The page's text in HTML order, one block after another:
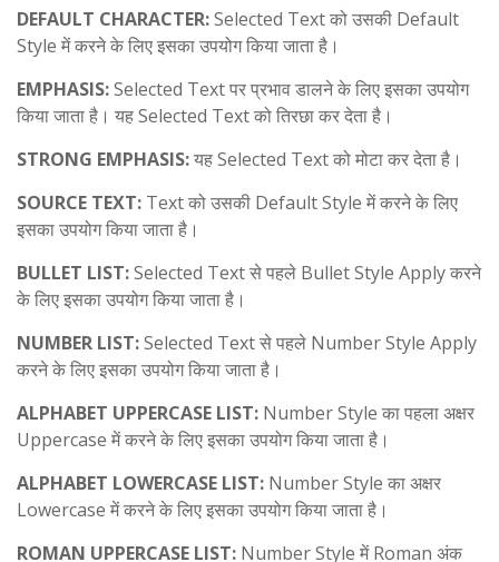
DEFAULT CHARACTER:Selected Text को उसकी Default
Style में करने के लिए इसका उपयोग किया जाता है।
EMPHASIS:Selected Text पर प्रभाव डालने के लिए इसका उपयोग
किया जाता है। यह Selected Text को तिरछा कर देता है।
STRONG EMPHASIS:यह Selected Text को मोटा कर देता है।
SOURCE TEXT: Text को उसकी Default Style में करने के लिए
इसका उपयोग किया जाता है।
BULLET LIST:Selected Text से पहले Bullet Style Apply करने
के लिए इसका उपयोग किया जाता है।
NUMBER LIST:Selected Text से पहले Number Style Apply
करने के लिए इसका उपयोग किया जाता है।
ALPHABET UPPERCASE LIST: Number Style का पहला अक्षर
Uppercase में करने के लिए इसका उपयोग किया जाता है।
ALPHABET LOWERCASE LIST: Number Style का अक्षर
Lowercase में करने के लिए इसका उपयोग किया जाता है।
ROMAN UPPERCASE LIST: Number Style में Roman अंक